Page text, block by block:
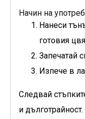
Начин на
Нанеси
готовия
Запечатай
Изпече в
Следвай
и дълготрайност.